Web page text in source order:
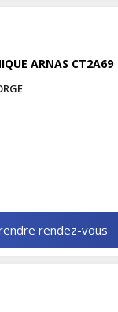
ARNAS CT2A69
rendez-vous